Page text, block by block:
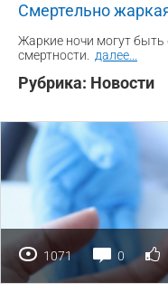
Смертельно
Жаркие ночи могут
смертности.
далее
Рубрика: Новости
1071 0